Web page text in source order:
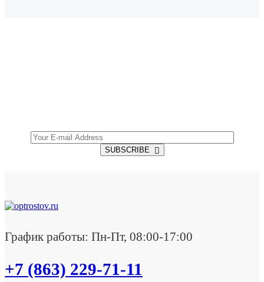
SUBSCRIBE
График работы: Пн-Пт, 08:00-17:00
+7 (863) 229-71-11